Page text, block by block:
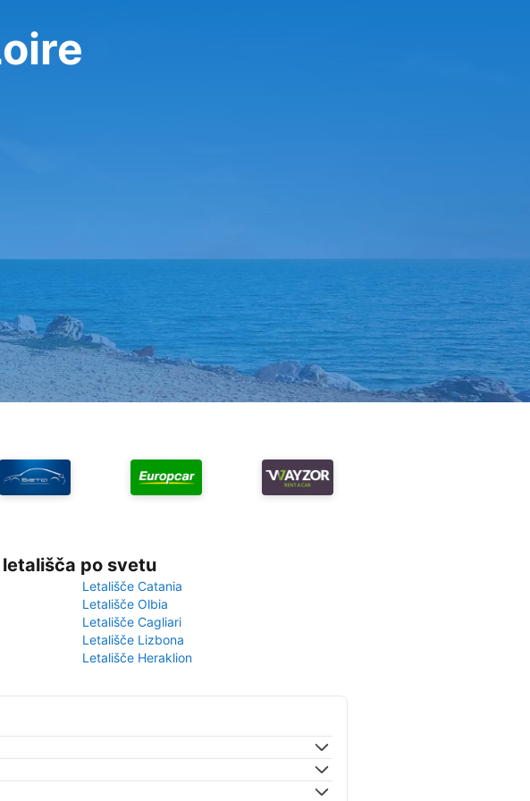
po svetu
Letališče Catania
Letališče Olbia
Letališče Cagliari
Letališče Lizbona
Letališče Heraklion